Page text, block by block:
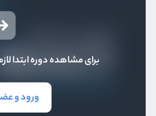
برای مشاهده دوره ابتدا
ورود و